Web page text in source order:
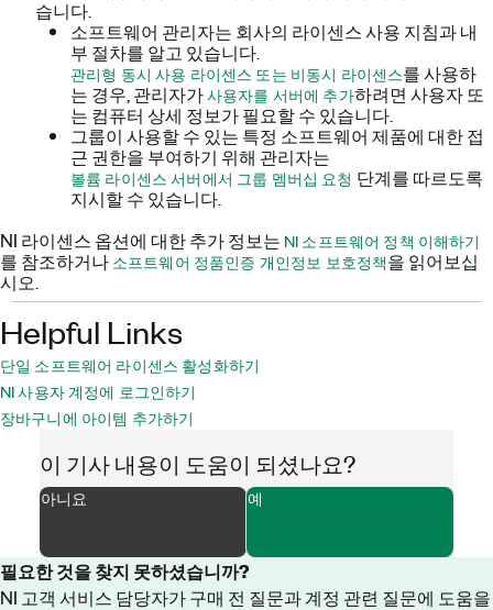
습니다.
소프트웨어 관리자는 회사의 라이센스 사용 지침과 내
부 절차를 알고 있습니다.
관리형 동시 사용 라이센스 또는 비동시 라이센스를 사용하
는 경우, 관리자가사용자를 서버에 추가하려면 사용자 또
는 컴퓨터 상세 정보가 필요할 수 있습니다.
그룹이 사용할 수 있는 특정 소프트웨어 제품에 대한 접
근 권한을 부여하기 위해 관리자는
볼륨 라이센스 서버에서 그룹 멤버십 요청 단계를 따르도록
지시할 수 있습니다
NI 라이센스 옵션에 대한 추가 정보는 NI 소프트웨어 정책 이해하기
를 참조하거나 소프트웨어 정품인증 개인정보 보호정책을 읽어보십
시오.
Helpful Links
단일 소프트웨어 라이센스 활성화하기
NI 사용자 계정에 로그인하기
장바구니에 아이템 추가하기
이 기사 내용이 도움이 되셨나요?
아니요 예
필요한 것을 찾지 못하셨습니까?
NI 고객 서비스 담당자가 구매 전 질문과 계정 관련 질문에 도움을